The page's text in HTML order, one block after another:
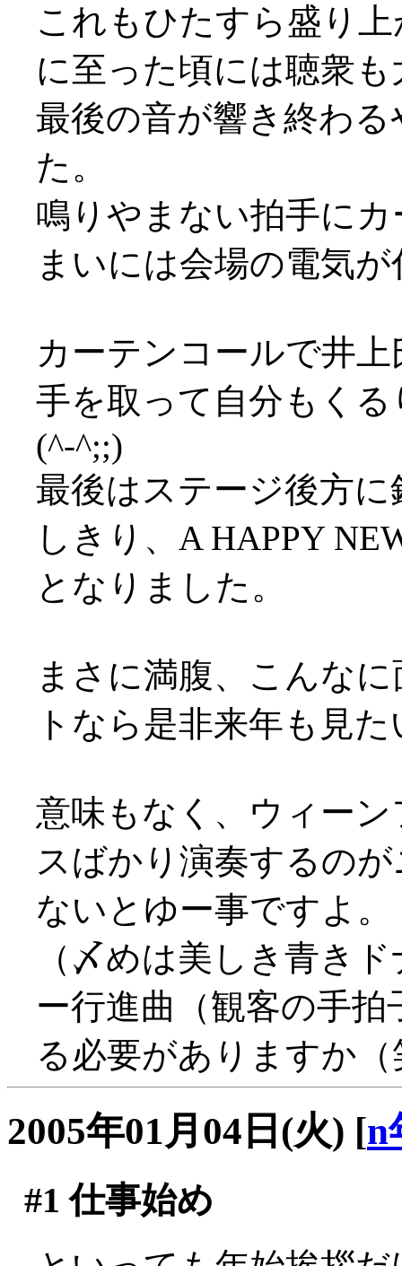
これもひたすら盛り
に至った頃には聴衆も
最後の音が響き終わ
た。
鳴りやまない拍手に
まいには会場の電気
カーテンコールで井
手を取って自分もく
(^-^;;)
最後はステージ後方
しきり、A HAPPY
となりました。
まさに満腹、こんな
トなら是非来年も見
意味もなく、ウィー
スばかり演奏するの
ないとゆー事ですよ。
（〆めは美しき青き
ー行進曲（観客の手
る必要がありますか（
2005年01月04日(火) [n
#1 仕事始め